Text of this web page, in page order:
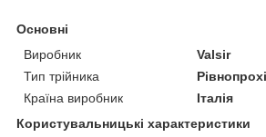
Основні
Виробник
Valsir
Тип трійника
Країна виробник
Італія
Користувальницькі характеристики